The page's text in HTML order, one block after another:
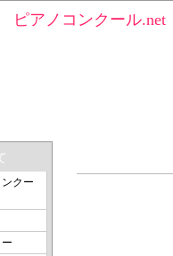
ピアノコンクール
ンクー